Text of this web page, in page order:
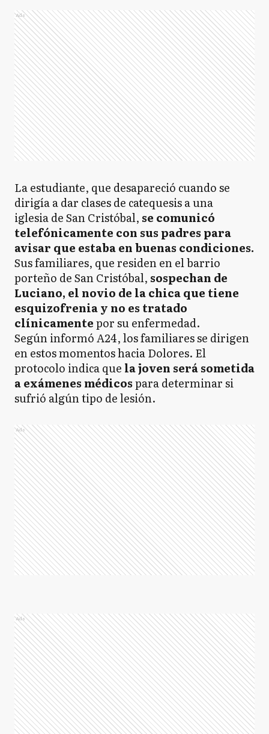
Ads
La estudiante, que desapareció cuando se
dirigía a dar clases de catequesis a una
iglesia de San Cristóbal, se comunicó
telefónicamente con sus padres para
avisar que estaba en buenas condiciones.
Sus familiares, que residen en el barrio
porteño de San Cristóbal, sospechan de
Luciano, el novio de la chica que tiene
esquizofrenia y no es tratado
clínicamentepor su enfermedad.
Según informó A24, los familiares se dirigen
en estos momentos hacia Dolores. El
protocolo indica que la joven será sometida
a exámenes médicospara determinar si
sufrió algún tipo de lesión.
Ads
Ads